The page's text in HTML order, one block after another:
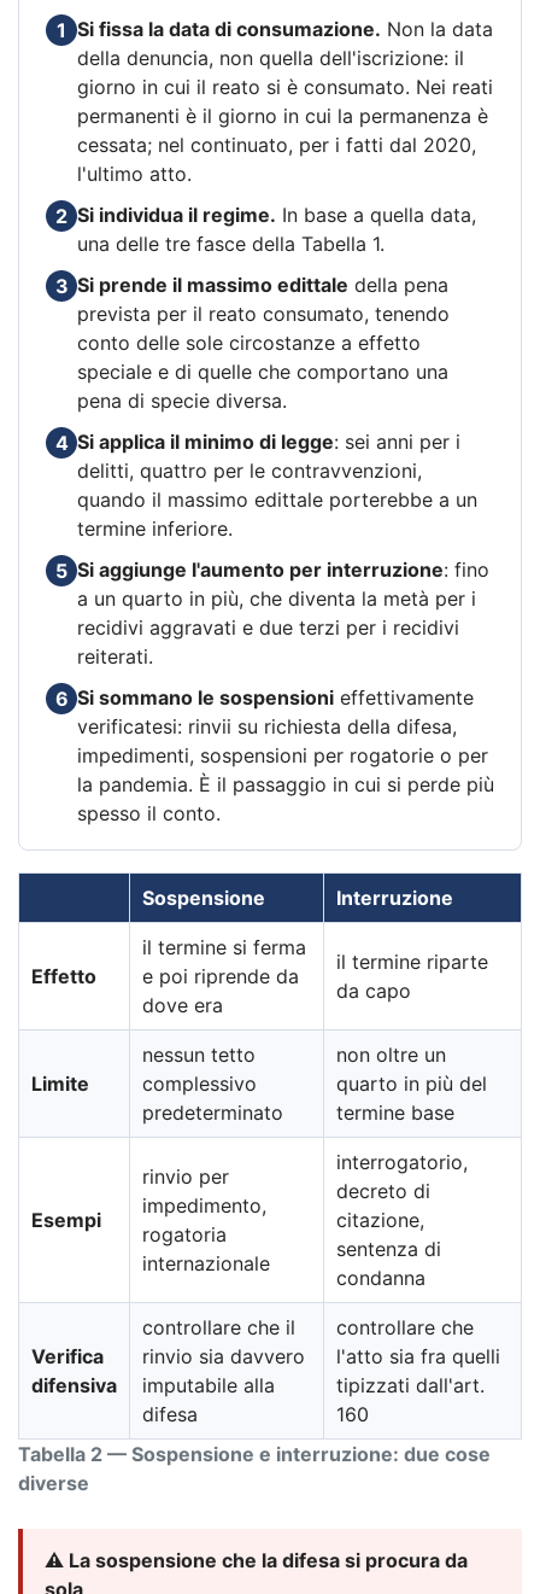
1 Si fissa la data di consumazione. Non la data
della denuncia, non quella dell'iscrizione: il
giorno in cui il reato si è consumato. Nei reati
permanenti è il giorno in cui la permanenza è
cessata; nel continuato, per i fatti dal 2020,
l'ultimo atto.
2 Si individua il regime. In base a quella data,
una delle tre fasce della Tabella 1.
3 Si prende il massimo edittale della pena
prevista per il reato consumato, tenendo
conto delle sole circostanze a effetto
speciale e di quelle che comportano una
pena di specie diversa.
4 Si applica il minimo di legge: sei anni per i
delitti, quattro per le contravvenzioni,
quando il massimo edittale porterebbe a un
termine inferiore.
5 Si aggiunge l'aumento per interruzione: fino
a un quarto in più, che diventa la metà per i
recidivi aggravati e due terzi per i recidivi
reiterati.
6 Si sommano le sospensioni effettivamente
verificatesi: rinvii su richiesta della difesa,
impedimenti, sospensioni per rogatorie o per
la pandemia. È il passaggio in cui si perde più
spesso il conto.
Tabella 2 — Sospensione e interruzione: due cose
diverse
Sospensione Interruzione
Effetto
il termine si ferma
e poi riprende da
dove era
il termine riparte
da capo
Limite
nessun tetto
complessivo
predeterminato
non oltre un
quarto in più del
termine base
Esempi
rinvio per
impedimento,
rogatoria
internazionale
interrogatorio,
decreto di
citazione,
sentenza di
condanna
Verifica
difensiva
controllare che il
rinvio sia davvero
imputabile alla
difesa
controllare che
l'atto sia fra quelli
tipizzati dall'art.
160
⚠️ La sospensione che la difesa si procura da
sola